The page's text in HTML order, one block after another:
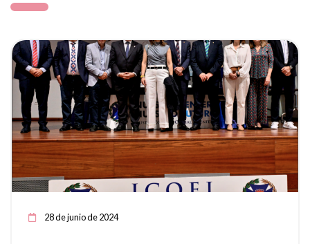
28 de junio de 2024
Ver noticia